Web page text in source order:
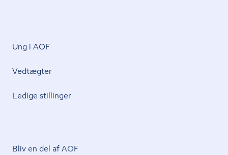
Ung i AOF
Vedtægter
Ledige stillinger
Bliv en del af AOF